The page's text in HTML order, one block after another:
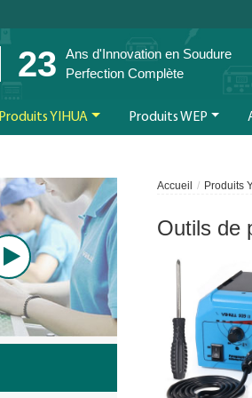
23
Ans d'Innovation en Soudure
Perfection Complète
Produits YIHUA Produits WEP
Accueil Produits
Outils de